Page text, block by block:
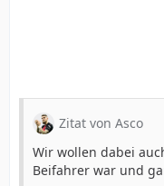
Zitat von Asco
Wir wollen dabei
Beifahrer war und